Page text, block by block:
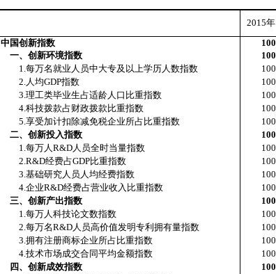
2015年
中国创新指数
100
一、创新环境指数
100
1.每万名就业人员中大专及以上学历人数指数 100
2.人均GDP指数 100
3.理工类毕业生占适龄人口比重指数 100
4.科技拨款占财政拨款比重指数 100
5.享受加计扣除减免税企业所占比重指数 100
二、创新投入指数
100
1.每万人R&D人员全时当量指数 100
2.R&D经费占GDP比重指数 100
3.基础研究人员人均经费指数 100
4.企业R&D经费占营业收入比重指数 100
三、创新产出指数
100
1.每万人科技论文数指数 100
2.每万名R&D人员高价值发明专利拥有量指数 100
3.拥有注册商标企业所占比重指数 100
4.技术市场成交合同平均金额指数 100
四、创新成效指数
100